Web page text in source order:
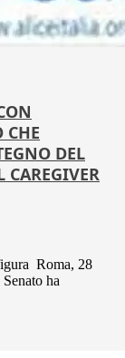
CHE
DEL
CAREGIVER
Roma, 28
ha